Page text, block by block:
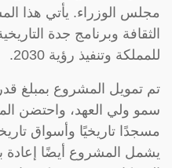
مجلس الوزراء. يأتي هذا
الثقافة وبرنامج جدة
للمملكة وتنفيذ رؤية 2030.
مسجدًا تاريخيًا وأسواق
يشمل المشروع أيضًا إعادة